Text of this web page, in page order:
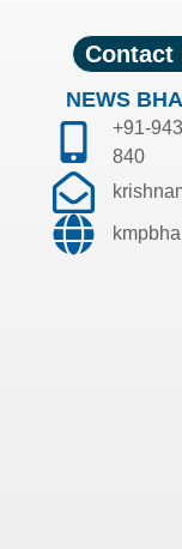
Contact
NEWS
+91-
840